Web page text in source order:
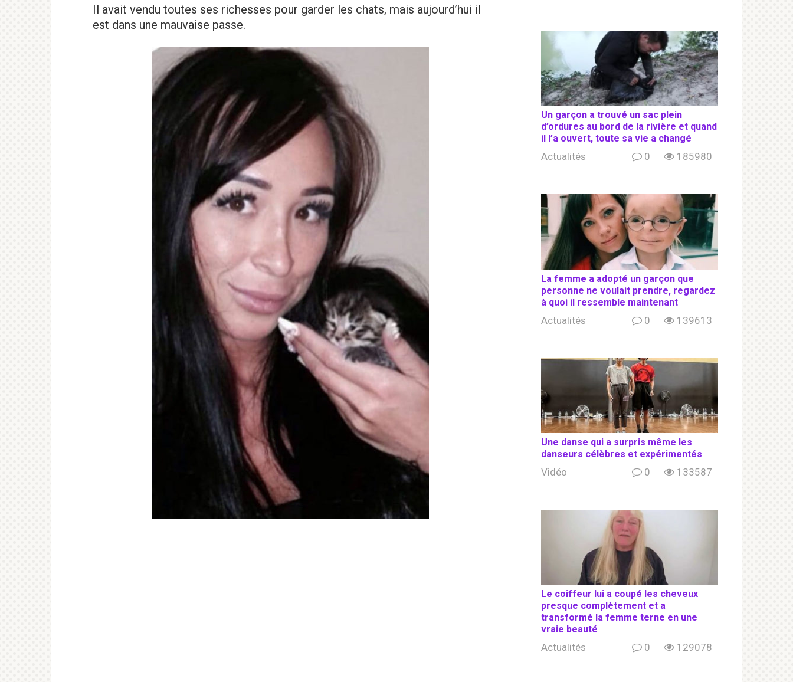
Il avait vendu toutes ses richesses pour garder les chats, mais aujourd’hui il
est dans une mauvaise passe.
Un garçon a trouvé un sac plein
d’ordures au bord de la rivière et quand
il l’a ouvert, toute sa vie a changé
Actualités 0 185980
La femme a adopté un garçon que
personne ne voulait prendre, regardez
à quoi il ressemble maintenant
Actualités 0 139613
Une danse qui a surpris même les
danseurs célèbres et expérimentés
Vidéo 0 133587
Le coiffeur lui a coupé les cheveux
presque complètement et a
transformé la femme terne en une
vraie beauté
Actualités 0 129078